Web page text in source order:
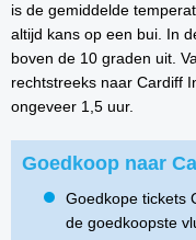
is de gemiddelde
altijd kans op een bui. In
boven de 10 graden uit.
rechtstreeks naar Cardiff
ongeveer 1,5 uur.
Goedkoop naar
Goedkope tickets
de goedkoopste